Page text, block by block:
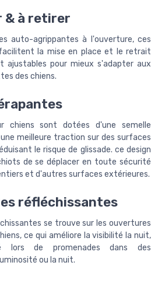
& à retirer
auto-agrippantes à l'ouverture, ces
la mise en place et le retrait
ajustables pour mieux s'adapter aux
des chiens.
chiens sont dotées d'une semelle
meilleure traction sur des surfaces
le risque de glissade. ce design
de se déplacer en toute sécurité
et d'autres surfaces extérieures.
réfléchissantes
se trouve sur les ouvertures
ce qui améliore la visibilité la nuit,
lors de promenades dans des
ou la nuit.